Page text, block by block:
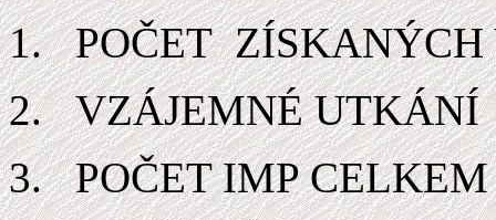
1.
POČET ZÍSKANÝCH
2.
VZÁJEMNÉ UTKÁNÍ
3.
POČET IMP